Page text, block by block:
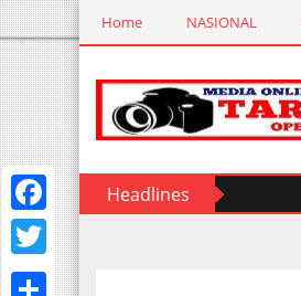
Home NASIONAL
Headlines
F
T